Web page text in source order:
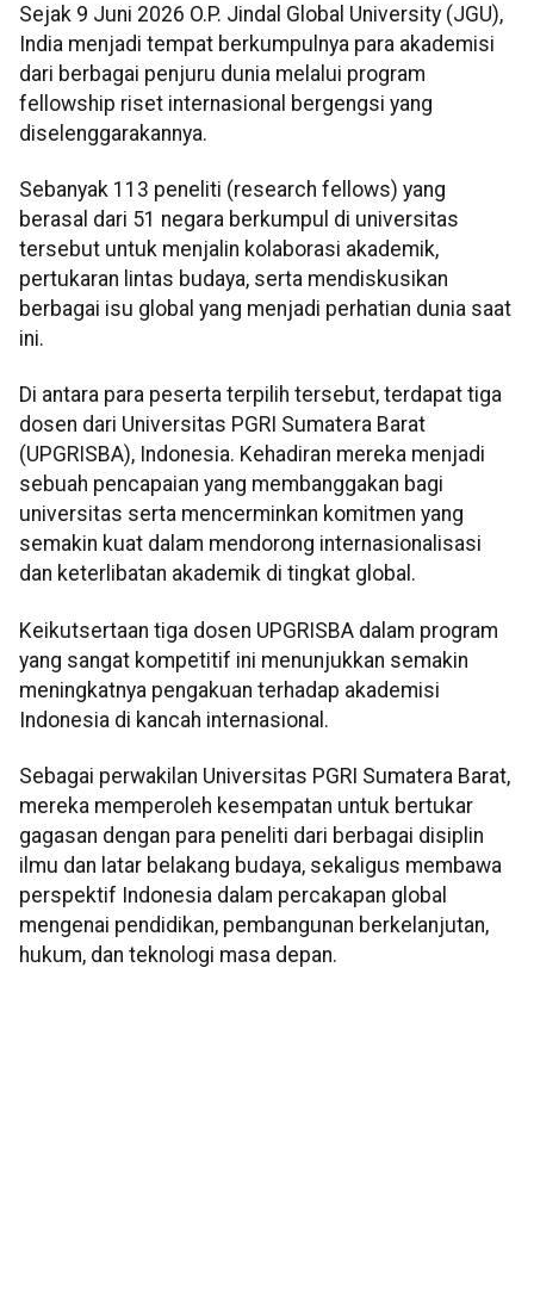
Sejak 9 Juni 2026 O.P. Jindal Global University (JGU),
India menjadi tempat berkumpulnya para akademisi
dari berbagai penjuru dunia melalui program
fellowship riset internasional bergengsi yang
diselenggarakannya.
Sebanyak 113 peneliti (research fellows) yang
berasal dari 51 negara berkumpul di universitas
tersebut untuk menjalin kolaborasi akademik,
pertukaran lintas budaya, serta mendiskusikan
berbagai isu global yang menjadi perhatian dunia saat
ini.
Di antara para peserta terpilih tersebut, terdapat tiga
dosen dari Universitas PGRI Sumatera Barat
(UPGRISBA), Indonesia. Kehadiran mereka menjadi
sebuah pencapaian yang membanggakan bagi
universitas serta mencerminkan komitmen yang
semakin kuat dalam mendorong internasionalisasi
dan keterlibatan akademik di tingkat global.
Keikutsertaan tiga dosen UPGRISBA dalam program
yang sangat kompetitif ini menunjukkan semakin
meningkatnya pengakuan terhadap akademisi
Indonesia di kancah internasional.
Sebagai perwakilan Universitas PGRI Sumatera Barat,
mereka memperoleh kesempatan untuk bertukar
gagasan dengan para peneliti dari berbagai disiplin
ilmu dan latar belakang budaya, sekaligus membawa
perspektif Indonesia dalam percakapan global
mengenai pendidikan, pembangunan berkelanjutan,
hukum, dan teknologi masa depan.